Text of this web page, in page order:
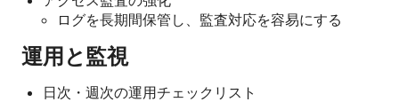
ログを長期間保管し、監査対応を容易にする
運用と監視
日次・週次の運用チェックリスト